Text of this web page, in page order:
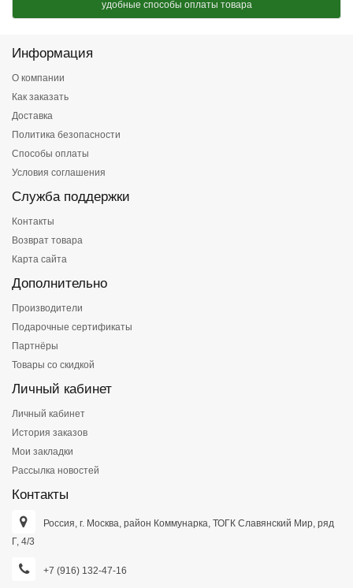
удобные способы оплаты товара
Информация
О компании
Как заказать
Доставка
Политика безопасности
Способы оплаты
Условия соглашения
Служба поддержки
Контакты
Возврат товара
Карта сайта
Дополнительно
Производители
Подарочные сертификаты
Партнёры
Товары со скидкой
Личный кабинет
Личный кабинет
История заказов
Мои закладки
Рассылка новостей
Контакты
Россия, г. Москва, район Коммунарка, ТОГК Славянский Мир, ряд
Г, 4/3
+7 (916) 132-47-16